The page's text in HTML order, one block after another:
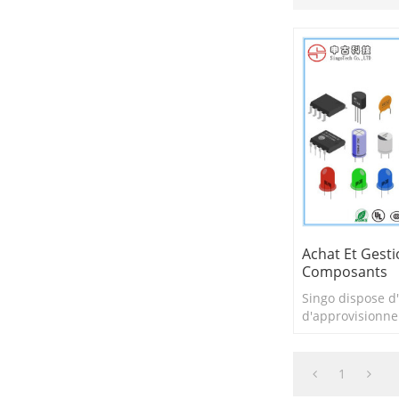
Achat Et
Composants
Singo dispose
circuits
1